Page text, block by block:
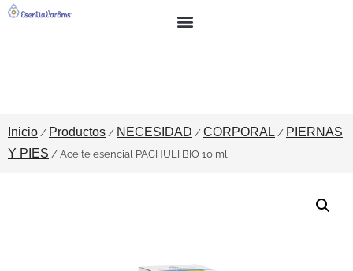
Inicio / Productos / NECESIDAD / CORPORAL / PIERNAS
Y PIES / Aceite esencial PACHULI BIO 10 ml